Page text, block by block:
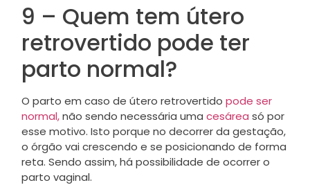
9 – Quem tem útero
retrovertido pode ter
parto normal?
O parto em caso de útero retrovertido pode ser
normal,não sendo necessária uma cesárea só por
esse motivo. Isto porque no decorrer da gestação,
o órgão vai crescendo e se posicionando de forma
reta. Sendo assim, há possibilidade de ocorrer o
parto vaginal.